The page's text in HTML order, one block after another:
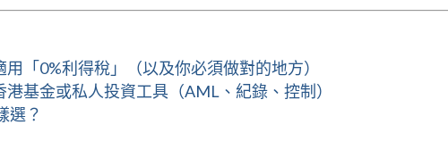
「0%利得稅」（以及你必須做對的地方）
基金或私人投資工具（AML、紀錄、控制）
選？